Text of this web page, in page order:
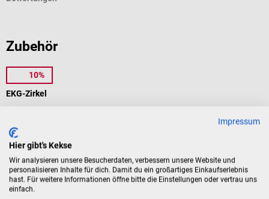
Zubehör
10%
EKG-Zirkel
Zur manuellen Vermessung von EKG-Amplituden
€ 10,74*
Impressum
Hier gibt's Kekse
Wir analysieren unsere Besucherdaten, verbessern unsere Website und
personalisieren Inhalte für dich. Damit du ein großartiges Einkaufserlebnis
hast. Für weitere Informationen öffne bitte die Einstellungen oder vertrau uns
einfach.